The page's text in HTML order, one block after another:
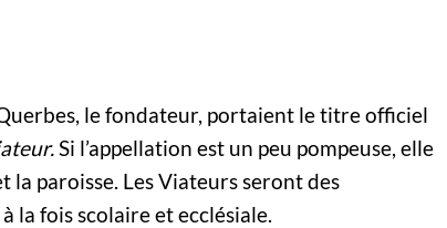
le fondateur, portaient le titre officiel
Si l’appellation est un peu pompeuse, elle
la paroisse. Les Viateurs seront des
la fois scolaire et ecclésiale.